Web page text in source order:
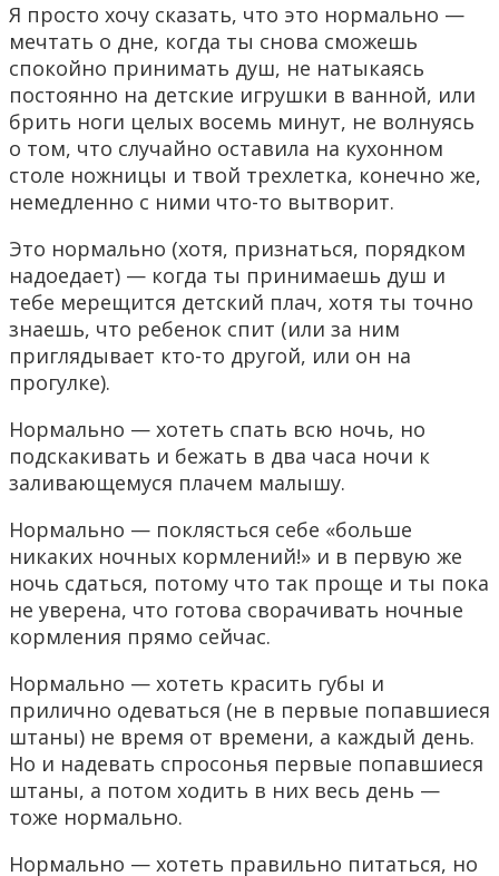
Я просто хочу сказать, что это нормально —
мечтать о дне, когда ты снова сможешь
спокойно принимать душ, не натыкаясь
постоянно на детские игрушки в ванной, или
брить ноги целых восемь минут, не волнуясь
о том, что случайно оставила на кухонном
столе ножницы и твой трехлетка, конечно же,
немедленно с ними что-то вытворит.
Это нормально (хотя, признаться, порядком
надоедает) — когда ты принимаешь душ и
тебе мерещится детский плач, хотя ты точно
знаешь, что ребенок спит (или за ним
приглядывает кто-то другой, или он на
прогулке).
Нормально — хотеть спать всю ночь, но
подскакивать и бежать в два часа ночи к
заливающемуся плачем малышу.
Нормально — поклясться себе «больше
никаких ночных кормлений!» и в первую же
ночь сдаться, потому что так проще и ты пока
не уверена, что готова сворачивать ночные
кормления прямо сейчас.
Нормально — хотеть красить губы и
прилично одеваться (не в первые попавшиеся
штаны) не время от времени, а каждый день.
Но и надевать спросонья первые попавшиеся
штаны, а потом ходить в них весь день —
тоже нормально.
Нормально — хотеть правильно питаться, но